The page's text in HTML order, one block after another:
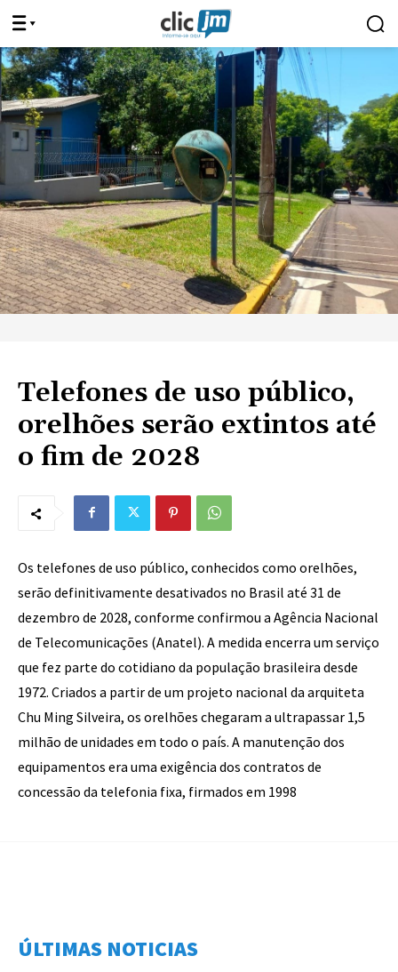
Telefones de uso público,
orelhões serão extintos até
o fim de 2028
Os telefones de uso público, conhecidos como orelhões,
serão definitivamente desativados no Brasil até 31 de
dezembro de 2028, conforme confirmou a Agência Nacional
de Telecomunicações (Anatel). A medida encerra um serviço
que fez parte do cotidiano da população brasileira desde
1972. Criados a partir de um projeto nacional da arquiteta
Chu Ming Silveira, os orelhões chegaram a ultrapassar 1,5
milhão de unidades em todo o país. A manutenção dos
equipamentos era uma exigência dos contratos de
concessão da telefonia fixa, firmados em 1998
ÚLTIMAS NOTICIAS